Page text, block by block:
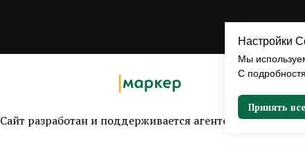
Настройки
Мы
С
Принять
Сайт разработан и поддерживается агентствомМаркер